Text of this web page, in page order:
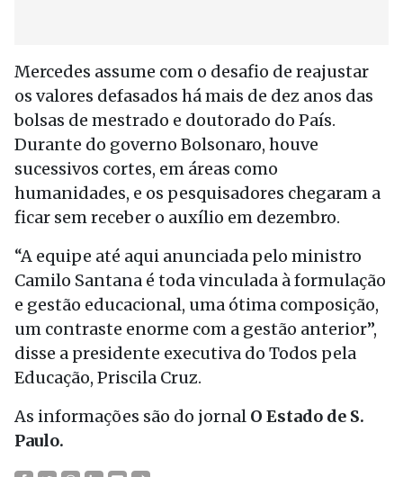
Mercedes assume com o desafio de reajustar
os valores defasados há mais de dez anos das
bolsas de mestrado e doutorado do País.
Durante do governo Bolsonaro, houve
sucessivos cortes, em áreas como
humanidades, e os pesquisadores chegaram a
ficar sem receber o auxílio em dezembro.
“A equipe até aqui anunciada pelo ministro
Camilo Santana é toda vinculada à formulação
e gestão educacional, uma ótima composição,
um contraste enorme com a gestão anterior”,
disse a presidente executiva do Todos pela
Educação, Priscila Cruz.
As informações são do jornal O Estado de S.
Paulo.